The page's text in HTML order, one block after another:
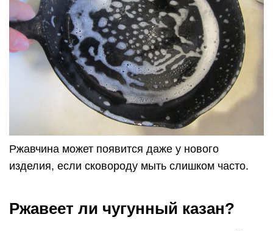
Ржавчина может появится даже у нового
изделия, если сковороду мыть слишком часто.
Ржавеет ли чугунный казан?